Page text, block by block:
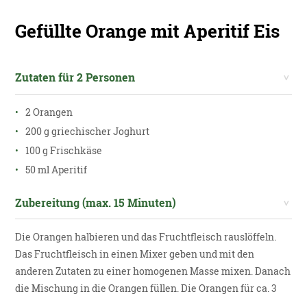
Gefüllte Orange mit Aperitif Eis
Zutaten für 2 Personen
2 Orangen
200 g griechischer Joghurt
100 g Frischkäse
50 ml Aperitif
Zubereitung (max. 15 Minuten)
Die Orangen halbieren und das Fruchtfleisch rauslöffeln.
Das Fruchtfleisch in einen Mixer geben und mit den
anderen Zutaten zu einer homogenen Masse mixen. Danach
die Mischung in die Orangen füllen. Die Orangen für ca. 3